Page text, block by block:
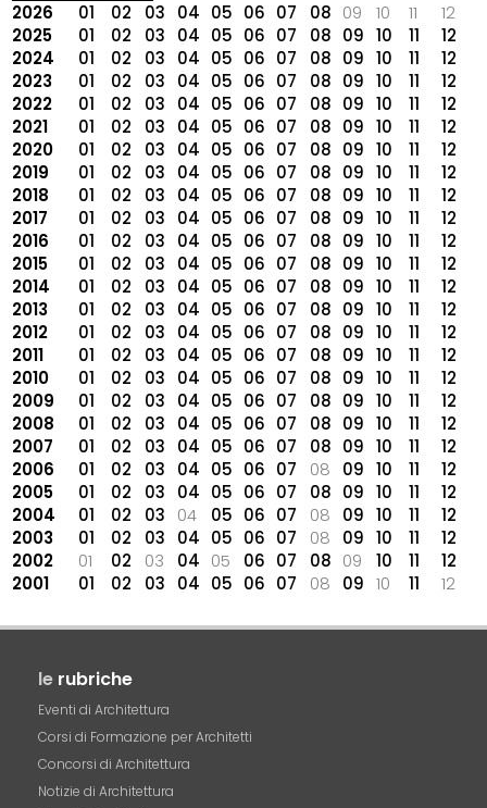
2026 01 02 03 04 05 06 07 08 09 10 11
12
2025
01 02 03 04 05 06 07 08 09 10 11
12
2024
01 02 03 04 05 06 07 08 09 10 11
12
2023
01 02 03 04 05 06 07 08 09 10 11
12
2022
01 02 03 04 05 06 07 08 09 10 11
12
2021
01 02 03 04 05 06 07 08 09 10 11
12
2020
01 02 03 04 05 06 07 08 09 10 11
12
2019
01 02 03 04 05 06 07 08 09 10 11
12
2018
01 02 03 04 05 06 07 08 09 10 11
12
2017
01 02 03 04 05 06 07 08 09 10 11
12
2016
01 02 03 04 05 06 07 08 09 10 11
12
2015
01 02 03 04 05 06 07 08 09 10 11
12
2014
01 02 03 04 05 06 07 08 09 10 11
12
2013
01 02 03 04 05 06 07 08 09 10 11
12
2012
01 02 03 04 05 06 07 08 09 10 11
12
2011
01 02 03 04 05 06 07 08 09 10 11
12
2010
01 02 03 04 05 06 07 08 09 10 11
12
2009
01 02 03 04 05 06 07 08 09 10 11
12
2008
01 02 03 04 05 06 07 08 09 10 11
12
2007
01 02 03 04 05 06 07 08 09 10 11
12
2006
01 02 03 04 05 06 07 08 09 10 11
12
2005
01 02 03 04 05 06 07 08 09 10 11
12
2004
01 02 03 04 05 06 07 08 09 10 11
12
2003
01 02 03 04 05 06 07 08 09 10 11
12
2002
01 02 03 04 05 06 07 08 09 10 11
12
2001
01 02 03 04 05 06 07 08 09 10 11 12
le rubriche
Eventi di Architettura
Corsi di Formazione per Architetti
Concorsi di Architettura
Notizie di Architettura